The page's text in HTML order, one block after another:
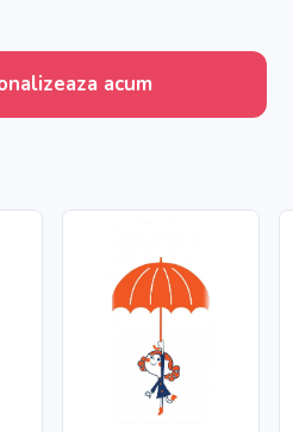
acum